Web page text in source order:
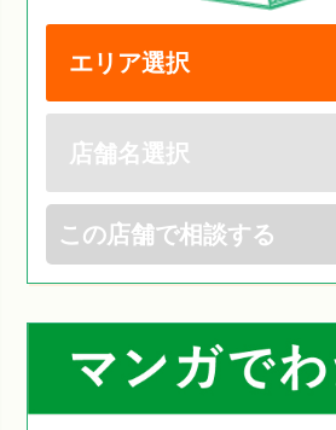
この店舗で相談する